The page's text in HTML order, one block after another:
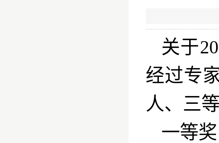
关于
经过专
人、三
一等